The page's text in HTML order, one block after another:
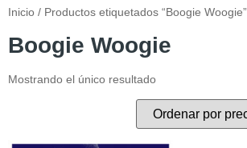
Inicio / Productos etiquetados “Boogie Woogie”
Boogie Woogie
Mostrando el único resultado